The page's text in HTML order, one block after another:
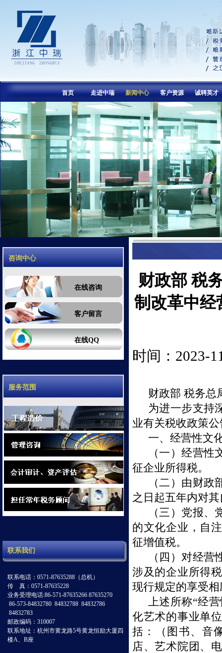
首页 走进中瑞 新闻中心 客户资源 诚聘英才
咨询中心
在线咨询
客户留言
在线QQ
服务范围
联系我们
联系电话：0571-87635288（总机）
传 真：0571-87635228
业务受理电话:86-571-87635266 87635270
86-573-84832780 84832788 84832786
84832783
邮政编码：310007
联系地址：杭州市黄龙路5号黄龙恒励大厦四
楼A、B座
财政部 税
制改革中经
时间：2023-
财政部 税务总
为进一步支持
业有关税收政策
一、经营性文
（一）经营
征企业所得税。
（二）由财
之日起五年内对
（三）党报
的文化企业，自
征增值税。
（四）对经
涉及的企业所得
现行规定的享受
上述所称“经
化艺术的事业单
括：（图书、音
店、艺术院团、